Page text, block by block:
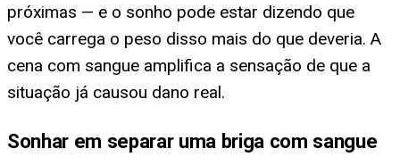
próximas — e o sonho pode estar dizendo que
você carrega o peso disso mais do que deveria. A
cena com sangue amplifica a sensação de que a
situação já causou dano real.
Sonhar em separar uma briga com sangue